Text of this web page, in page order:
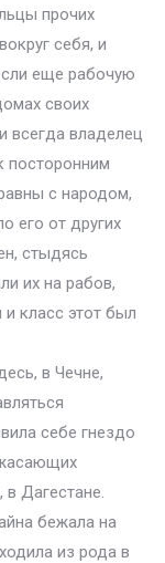
прочих
себя, и
еще рабочую
своих
всегда владелец
посторонним
с народом,
его от других
стыдясь
их на рабов,
и класс этот был
в Чечне,
себе гнездо
Дагестане.
бежала на
из рода в